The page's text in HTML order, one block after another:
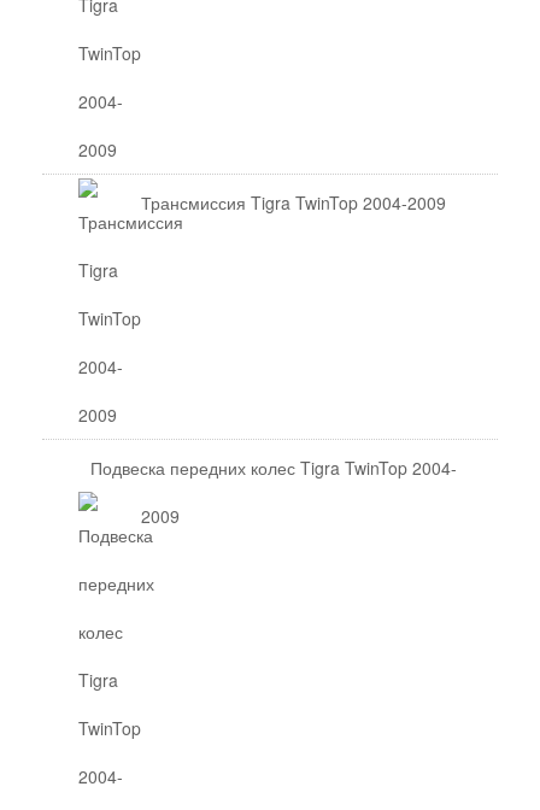
Трансмиссия Tigra TwinTop 2004-2009
Подвеска передних колес Tigra TwinTop 2004-
2009